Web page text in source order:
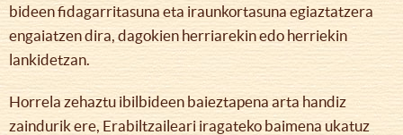
bideen fidagarritasuna eta iraunkortasuna egiaztatzera
engaiatzen dira, dagokien herriarekin edo herriekin
lankidetzan.
Horrela zehaztu ibilbideen baieztapena arta handiz
zaindurik ere, Erabiltzaileari iragateko baimena ukatuz